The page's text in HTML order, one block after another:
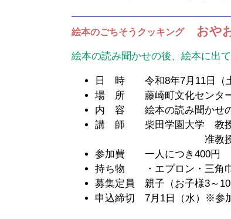
絵本のごちそうクッキングおやお
絵本の読み聞かせの後、絵本に出
日 時 令和8年7月11日（
場 所 藤崎町文化センタ
内 容 絵本の読み聞かせの
講 師 柴田学園大学 教
准教授 吉田
参加費 一人につき400円
持ち物 ・エプロン・三角巾
募集定員 親子（お子様3～10
申込締切 7月1日（水）※参